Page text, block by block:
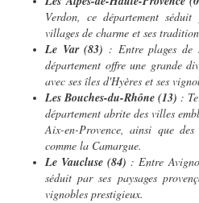
Verdon, ce département séduit
villages de charme et ses
Le Var (83) : Entre plages de
département offre une grande
avec ses îles d'Hyères et ses
Les Bouches-du-Rhône (13) :
département abrite des villes
Aix-en-Provence, ainsi que des
comme la Camargue.
Le Vaucluse (84) : Entre
séduit par ses paysages
vignobles prestigieux.